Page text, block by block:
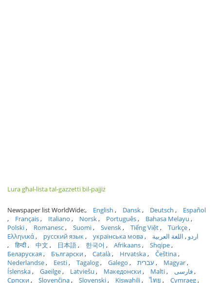
Lura għal-lista tal-gazzetti bil-pajjiż
Newspaper list WorldWide: English Dansk Deutsch
Español
Français
Italiano Norsk Português
Bahasa Melayu
Polski
Romanesc Suomi Svensk Tiếng Việt
Türkçe
Ελληνικά
русский язык українська мова اردو
اللغة العربية
हिन्दी
中文 日本語 한국어 Afrikaans
Shqipe
Беларуская
Български Català Hrvatska
Čeština
Nederlandse
Eesti Tagalog Galego עברית
Magyar
Íslenska
Gaeilge Latviešu Македонски Malti
فارسی
Српски
Slovenčina Slovenski Kiswahili ไทย Cymraeg